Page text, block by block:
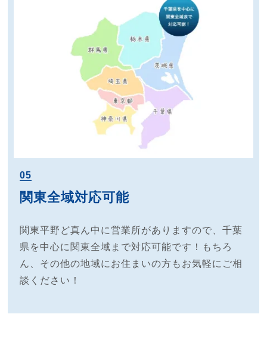
05
関東全域対応可能
関東平野ど真ん中に営業所がありますので、千葉
県を中心に関東全域まで対応可能です！もちろ
ん、その他の地域にお住まいの方もお気軽にご相
談ください！